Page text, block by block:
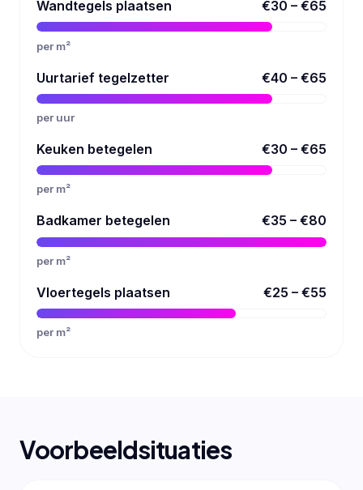
Wandtegels plaatsen €30 – €65
per m²
Uurtarief tegelzetter €40 – €65
per uur
Keuken betegelen €30 – €65
per m²
Badkamer betegelen €35 – €80
per m²
Vloertegels plaatsen €25 – €55
per m²
Voorbeeldsituaties